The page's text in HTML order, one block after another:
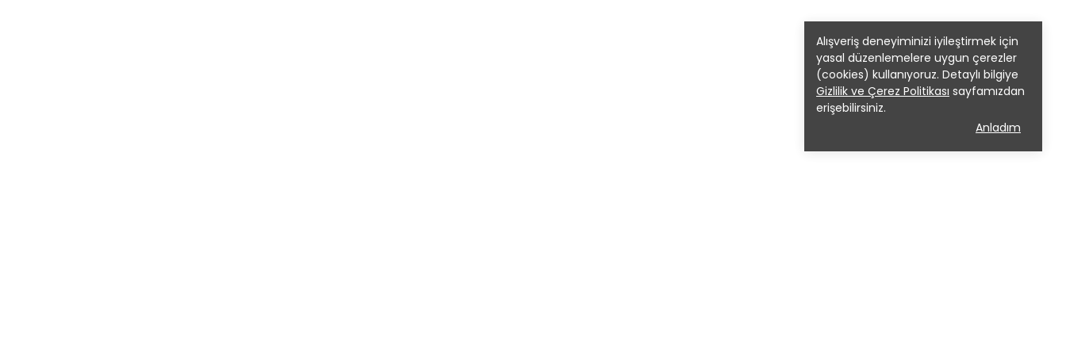
Alışveriş deneyiminizi iyileştirmek için
yasal düzenlemelere uygun çerezler
(cookies) kullanıyoruz. Detaylı bilgiye
Gizlilik ve Çerez Politikası sayfamızdan
erişebilirsiniz.
Anladım